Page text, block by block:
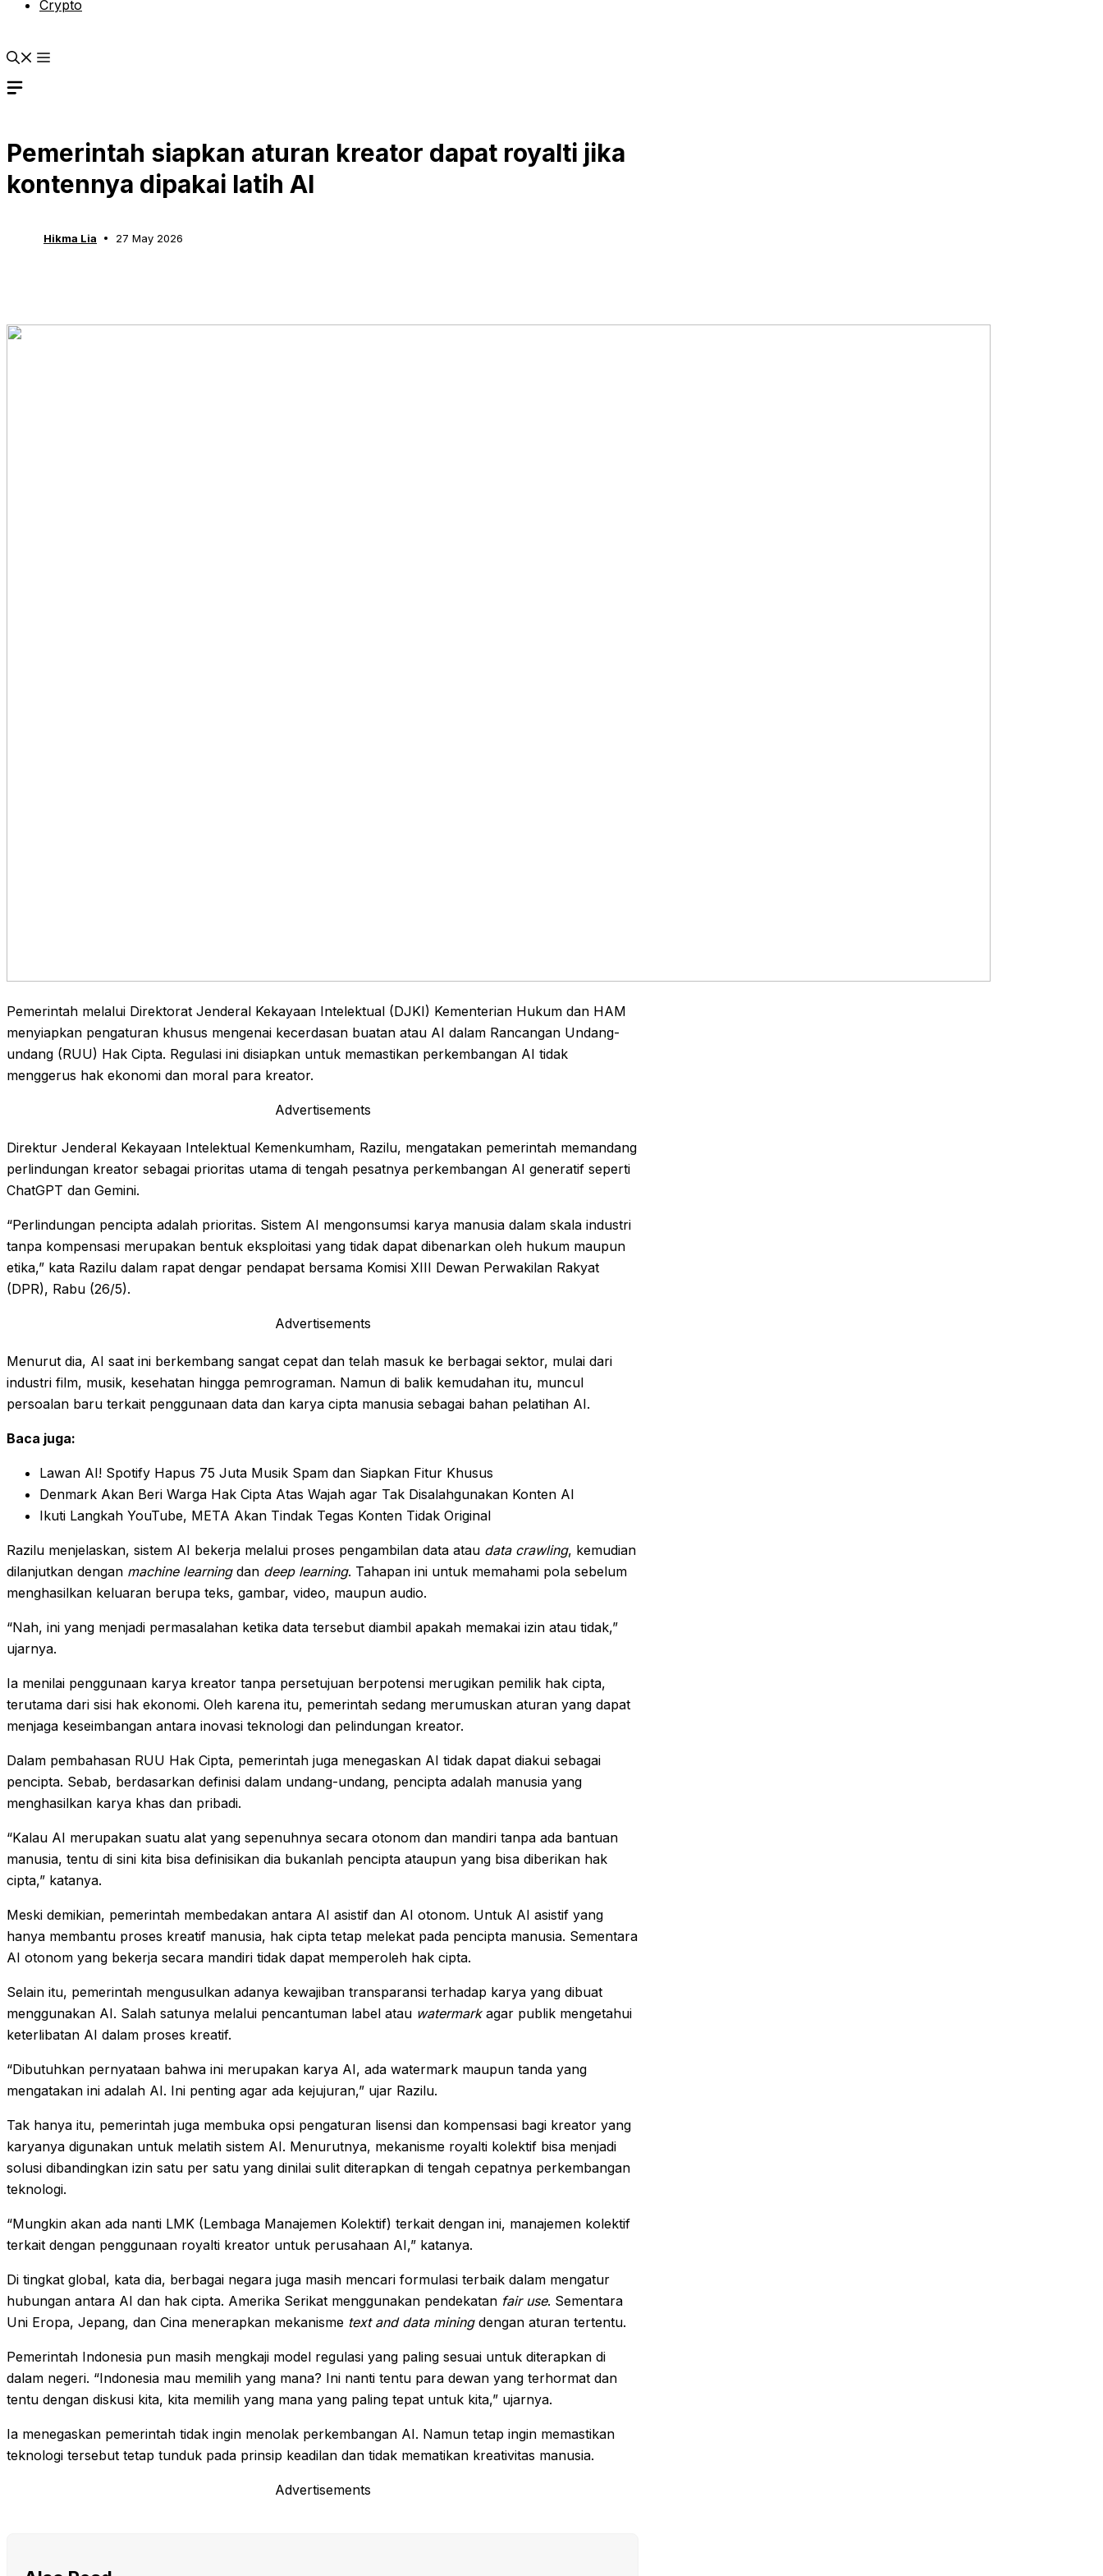
Crypto
Pemerintah siapkan aturan kreator dapat royalti jika
kontennya dipakai latih AI
Hikma Lia 27 May 2026
Pemerintah melalui Direktorat Jenderal Kekayaan Intelektual (DJKI) Kementerian Hukum dan HAM
menyiapkan pengaturan khusus mengenai kecerdasan buatan atau AI dalam Rancangan Undang-
undang (RUU) Hak Cipta. Regulasi ini disiapkan untuk memastikan perkembangan AI tidak
menggerus hak ekonomi dan moral para kreator.
Advertisements
Direktur Jenderal Kekayaan Intelektual Kemenkumham, Razilu, mengatakan pemerintah memandang
perlindungan kreator sebagai prioritas utama di tengah pesatnya perkembangan AI generatif seperti
ChatGPT dan Gemini.
“Perlindungan pencipta adalah prioritas. Sistem AI mengonsumsi karya manusia dalam skala industri
tanpa kompensasi merupakan bentuk eksploitasi yang tidak dapat dibenarkan oleh hukum maupun
etika,” kata Razilu dalam rapat dengar pendapat bersama Komisi XIII Dewan Perwakilan Rakyat
(DPR), Rabu (26/5).
Advertisements
Menurut dia, AI saat ini berkembang sangat cepat dan telah masuk ke berbagai sektor, mulai dari
industri film, musik, kesehatan hingga pemrograman. Namun di balik kemudahan itu, muncul
persoalan baru terkait penggunaan data dan karya cipta manusia sebagai bahan pelatihan AI.
Baca juga:
Lawan AI! Spotify Hapus 75 Juta Musik Spam dan Siapkan Fitur Khusus
Denmark Akan Beri Warga Hak Cipta Atas Wajah agar Tak Disalahgunakan Konten AI
Ikuti Langkah YouTube, META Akan Tindak Tegas Konten Tidak Original
Razilu menjelaskan, sistem AI bekerja melalui proses pengambilan data atau data crawling, kemudian
dilanjutkan dengan machine learning dan deep learning. Tahapan ini untuk memahami pola sebelum
menghasilkan keluaran berupa teks, gambar, video, maupun audio.
“Nah, ini yang menjadi permasalahan ketika data tersebut diambil apakah memakai izin atau tidak,”
ujarnya.
Ia menilai penggunaan karya kreator tanpa persetujuan berpotensi merugikan pemilik hak cipta,
terutama dari sisi hak ekonomi. Oleh karena itu, pemerintah sedang merumuskan aturan yang dapat
menjaga keseimbangan antara inovasi teknologi dan pelindungan kreator.
Dalam pembahasan RUU Hak Cipta, pemerintah juga menegaskan AI tidak dapat diakui sebagai
pencipta. Sebab, berdasarkan definisi dalam undang-undang, pencipta adalah manusia yang
menghasilkan karya khas dan pribadi.
“Kalau AI merupakan suatu alat yang sepenuhnya secara otonom dan mandiri tanpa ada bantuan
manusia, tentu di sini kita bisa definisikan dia bukanlah pencipta ataupun yang bisa diberikan hak
cipta,” katanya.
Meski demikian, pemerintah membedakan antara AI asistif dan AI otonom. Untuk AI asistif yang
hanya membantu proses kreatif manusia, hak cipta tetap melekat pada pencipta manusia. Sementara
AI otonom yang bekerja secara mandiri tidak dapat memperoleh hak cipta.
Selain itu, pemerintah mengusulkan adanya kewajiban transparansi terhadap karya yang dibuat
menggunakan AI. Salah satunya melalui pencantuman label atau watermarkagar publik mengetahui
keterlibatan AI dalam proses kreatif.
“Dibutuhkan pernyataan bahwa ini merupakan karya AI, ada watermark maupun tanda yang
mengatakan ini adalah AI. Ini penting agar ada kejujuran,” ujar Razilu.
Tak hanya itu, pemerintah juga membuka opsi pengaturan lisensi dan kompensasi bagi kreator yang
karyanya digunakan untuk melatih sistem AI. Menurutnya, mekanisme royalti kolektif bisa menjadi
solusi dibandingkan izin satu per satu yang dinilai sulit diterapkan di tengah cepatnya perkembangan
teknologi.
“Mungkin akan ada nanti LMK (Lembaga Manajemen Kolektif) terkait dengan ini, manajemen kolektif
terkait dengan penggunaan royalti kreator untuk perusahaan AI,” katanya.
Di tingkat global, kata dia, berbagai negara juga masih mencari formulasi terbaik dalam mengatur
hubungan antara AI dan hak cipta. Amerika Serikat menggunakan pendekatan fair use. Sementara
Uni Eropa, Jepang, dan Cina menerapkan mekanisme text and data miningdengan aturan tertentu.
Pemerintah Indonesia pun masih mengkaji model regulasi yang paling sesuai untuk diterapkan di
dalam negeri. “Indonesia mau memilih yang mana? Ini nanti tentu para dewan yang terhormat dan
tentu dengan diskusi kita, kita memilih yang mana yang paling tepat untuk kita,” ujarnya.
Ia menegaskan pemerintah tidak ingin menolak perkembangan AI. Namun tetap ingin memastikan
teknologi tersebut tetap tunduk pada prinsip keadilan dan tidak mematikan kreativitas manusia.
Advertisements